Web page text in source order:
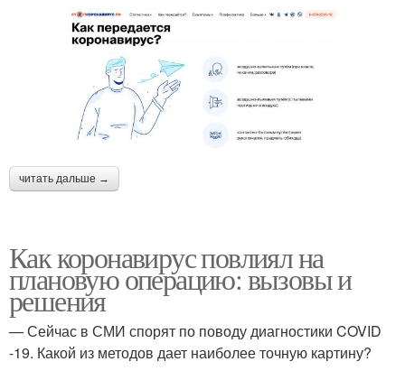
читать дальше →
Как коронавирус повлиял на
плановую операцию: вызовы и
решения
— Сейчас в СМИ спорят по поводу диагностики COVID
-19. Какой из методов дает наиболее точную картину?